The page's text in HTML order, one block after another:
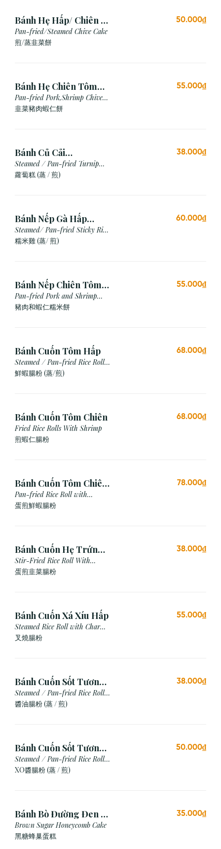
Bánh Hẹ Hấp/ Chiên (3
Cái)
Pan-fried/Steamed Chive Cake
煎/蒸韭菜餅
50.000₫
Bánh Hẹ Chiên Tôm
Thịt
Pan-fried Pork,Shrimp Chive
Cake
韭菜豬肉蝦仁餅
55.000₫
Bánh Củ Cải
Hấp/Chiên (3 viên)
Steamed / Pan-fried Turnip
Cake
蘿蔔糕 (蒸 / 煎)
38.000₫
Bánh Nếp Gà Hấp
/Chiên (2 cái)
Steamed/ Pan-fried Sticky Rice
Chicken
糯米雞 (蒸/ 煎)
60.000₫
Bánh Nếp Chiên Tôm
Thịt (3 Cái)
Pan-fried Pork and Shrimp
Glutinous Rice Cake
豬肉和蝦仁糯米餅
55.000₫
Bánh Cuốn Tôm Hấp
Steamed / Pan-fried Rice Roll
with Shrimp
鮮蝦腸粉 (蒸/煎)
68.000₫
Bánh Cuốn Tôm Chiên
Fried Rice Rolls With Shrimp
煎蝦仁腸粉
68.000₫
Bánh Cuốn Tôm Chiên
Trứng
Pan-fried Rice Roll with
Shrimp & Egg
蛋煎鮮蝦腸粉
78.000₫
Bánh Cuốn Hẹ Trứng
Xào
Stir-Fried Rice Roll With
Chives & Egg
蛋煎⾲菜腸粉
38.000₫
Bánh Cuốn Xá Xíu Hấp
Steamed Rice Roll with Char
Siu
叉燒腸粉
55.000₫
Bánh Cuốn Sốt Tương
Xì Dầu (Hấp/Chiên)
Steamed / Pan-fried Rice Roll
with Soy Sauce
醬油腸粉 (蒸 / 煎)
38.000₫
Bánh Cuốn Sốt Tương
Xo (Hấp/Chiên)
Steamed / Pan-fried Rice Roll
with XO Sauce
XO醬腸粉 (蒸 / 煎)
50.000₫
Bánh Bò Đường Đen (1
Cái)
Brown Sugar Honeycomb Cake
黑糖蜂巢蛋糕
35.000₫